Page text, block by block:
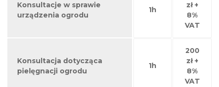
Konsultacje w sprawie
urządzenia ogrodu
1h
zł +
8%
VAT
Konsultacja dotycząca
pielęgnacji ogrodu
1h
200
zł +
8%
VAT